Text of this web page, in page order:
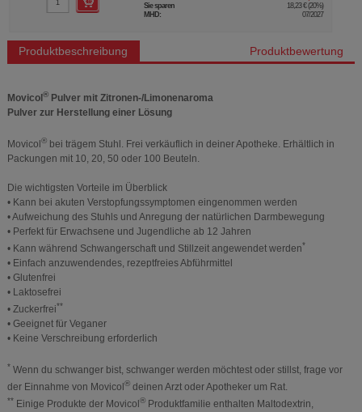
Sie sparen 18,23 € (20%)
MHD:
07/2027
Produktbeschreibung Produktbewertung
Movicol ®Pulver mit Zitronen-/Limonenaroma
Pulver zur Herstellung einer Lösung
Movicol ® bei trägem Stuhl. Frei verkäuflich in deiner Apotheke. Erhältlich in
Packungen mit 10, 20, 50 oder 100 Beuteln.
Die wichtigsten Vorteile im Überblick
• Kann bei akuten Verstopfungssymptomen eingenommen werden
• Aufweichung des Stuhls und Anregung der natürlichen Darmbewegung
• Perfekt für Erwachsene und Jugendliche ab 12 Jahren
• Kann während Schwangerschaft und Stillzeit angewendet werden*
• Einfach anzuwendendes, rezeptfreies Abführmittel
• Glutenfrei
• Laktosefrei
• Zuckerfrei**
• Geeignet für Veganer
• Keine Verschreibung erforderlich
* Wenn du schwanger bist, schwanger werden möchtest oder stillst, frage vor
der Einnahme von Movicol ® deinen Arzt oder Apotheker um Rat.
** Einige Produkte der Movicol ® Produktfamilie enthalten Maltodextrin,